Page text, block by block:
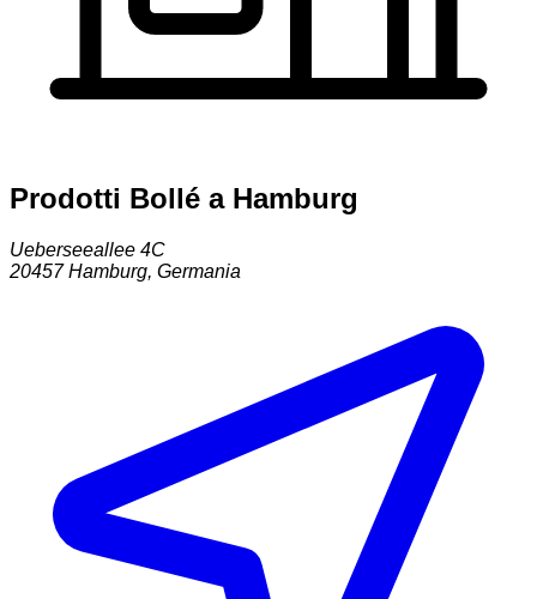
Prodotti Bollé a Hamburg
Ueberseeallee 4C
20457 Hamburg, Germania